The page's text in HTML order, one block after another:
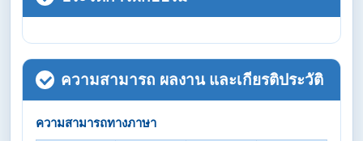
ความสามารถ ผลงาน และเกียรติประวัติ
ความสามารถทางภาษา